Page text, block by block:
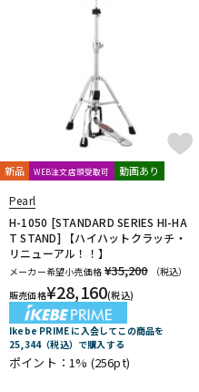
新品 WEB注文店頭受取可 動画あり
Pearl
H-1050 [STANDARD SERIES HI-HA
T STAND] 【ハイハットクラッチ・
リニューアル！！】
メーカー希望小売価格 ¥35,200
（税込）
販売価格¥28,160(税込)
Ikebe PRIME に入会してこの商品を
25,344（税込）で購入する
ポイント：1% (256pt)